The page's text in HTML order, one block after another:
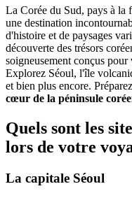
La Corée du Sud, pays à la
une destination
d'histoire et de paysages
découverte des trésors
soigneusement conçus
Explorez Séoul, l'île
et bien plus encore.
cœur de la péninsule
Quels sont les
lors de votre
La capitale Séoul